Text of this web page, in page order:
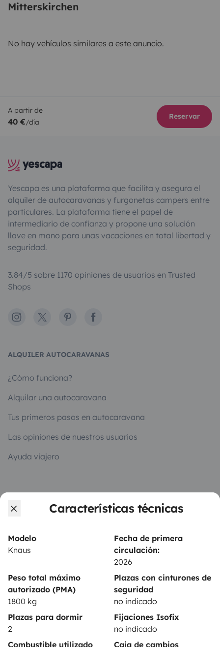
Características técnicas
Modelo
Knaus
Fecha de primera
circulación:
2026
Peso total máximo
autorizado (PMA)
1800 kg
Plazas con cinturones de
seguridad
no indicado
Plazas para dormir
2
Fijaciones Isofix
no indicado
Combustible utilizado
Caja de cambios
Mitterskirchen
No hay vehículos similares a este anuncio.
A partir de
40 €/día
Reservar
Yescapa es una plataforma que facilita y asegura el
alquiler de autocaravanas y furgonetas campers entre
particulares. La plataforma tiene el papel de
intermediario de confianza y propone una solución
llave en mano para unas vacaciones en total libertad y
seguridad.
3.84/5 sobre 1170 opiniones de usuarios en Trusted
Shops
Instagram
X PinterestFacebook
ALQUILER AUTOCARAVANAS
¿Cómo funciona?
Alquilar una autocaravana
Tus primeros pasos en autocaravana
Las opiniones de nuestros usuarios
Ayuda viajero
PROPIETARIOS
Contrato de alquiler
Asistencias de alquiler
Ayuda propietario